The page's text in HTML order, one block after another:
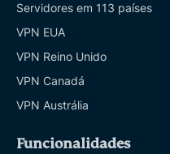
Servidores em 113 países
VPN EUA
VPN Reino Unido
VPN Canadá
VPN Austrália
Funcionalidades